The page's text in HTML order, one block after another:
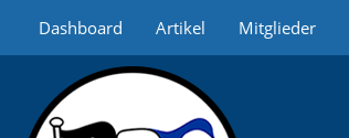
Dashboard Artikel Mitglieder